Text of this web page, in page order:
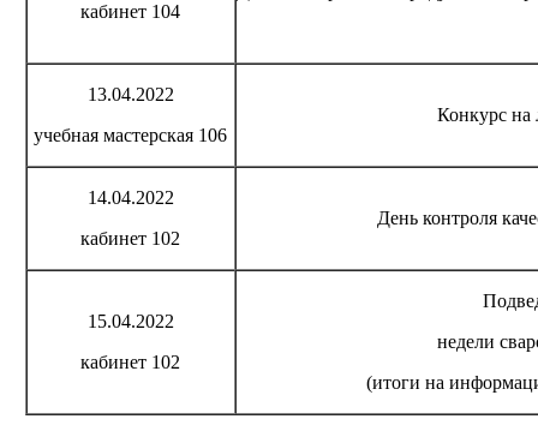
кабинет 104
13.04.2022
учебная мастерская 106
Конкурс на
14.04.2022
кабинет 102
День контроля
15.04.2022
кабинет 102
недели
(итоги на